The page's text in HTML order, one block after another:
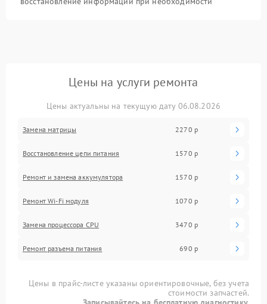
Цены на услуги ремонта
Цены актуальны на текущую дату 06.08.2026
Замена матрицы 2270 р
Восстановление цепи питания 1570 р
Ремонт и замена аккумулятора 1570 р
Ремонт Wi-Fi модуля 1070 р
Замена процессора CPU 3470 р
Ремонт разъема питания 690 р
Цены в прайс-листе указаны ориентировочные, без учета
стоимости запчастей.